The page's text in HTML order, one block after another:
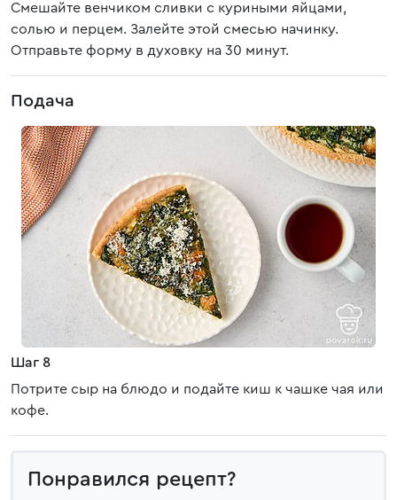
Смешайте венчиком сливки с куриными яйцами,
солью и перцем. Залейте этой смесью начинку.
Отправьте форму в духовку на 30 минут.
Подача
Шаг 8
Потрите сыр на блюдо и подайте киш к чашке чая или
кофе.
Понравился рецепт?